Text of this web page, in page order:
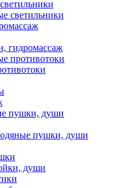
светильники
гидромассаж
противотоки
пушки, души
пушки, души
души